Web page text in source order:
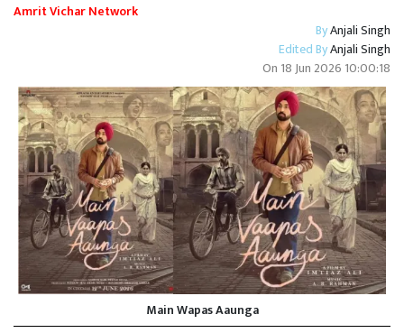
Amrit Vichar Network
ByAnjali Singh
Edited ByAnjali Singh
On 18 Jun 2026 10:00:18
Main Wapas Aaunga